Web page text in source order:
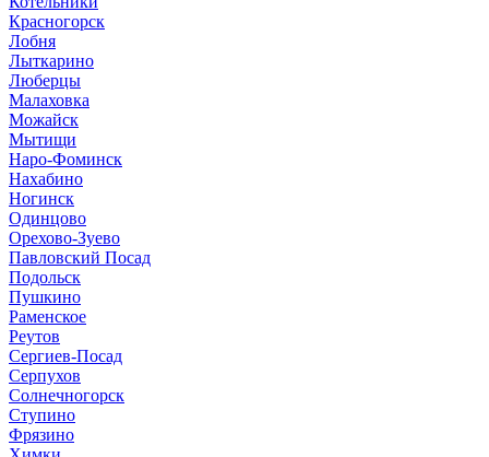
Красногорск
Лобня
Лыткарино
Люберцы
Малаховка
Можайск
Мытищи
Наро-Фоминск
Нахабино
Ногинск
Одинцово
Орехово-Зуево
Павловский Посад
Подольск
Пушкино
Раменское
Реутов
Сергиев-Посад
Серпухов
Солнечногорск
Ступино
Фрязино